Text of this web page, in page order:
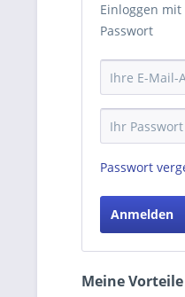
Einloggen
Passwort
Passwort
Anmelden
Meine Vorteile